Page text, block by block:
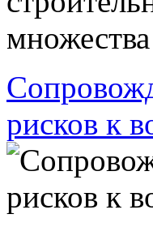
рисков к